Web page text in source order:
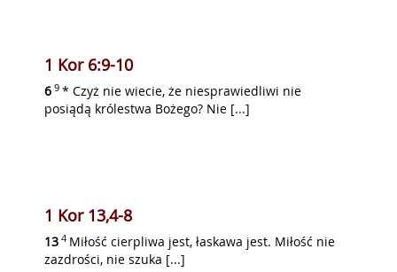
1 Kor 6:9-10
6 9 * Czyż nie wiecie, że niesprawiedliwi nie
posiądą królestwa Bożego? Nie [...]
1 Kor 13,4-8
13 4 Miłość cierpliwa jest, łaskawa jest. Miłość nie
zazdrości, nie szuka [...]